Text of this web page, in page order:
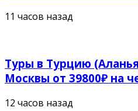
11 часов назад
Туры в Турцию
Москвы от 39800₽ на
12 часов назад